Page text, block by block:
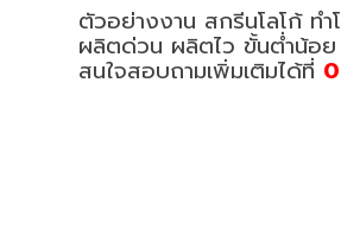
ตัวอย่างงาน สกรีนโลโก้ ท
ผลิตด่วน ผลิตไว ขั้นต่ำน้อย
สนใจสอบถามเพิ่มเติมได้ที่